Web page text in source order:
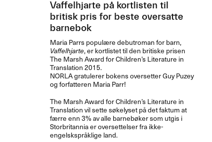
Vaffelhjarte på kortlisten til
britisk pris for beste oversatte
barnebok
Maria Parrs populære debutroman for barn,
Vaffelhjarte, er kortlistet til den britiske prisen
The Marsh Award for Children’s Literature in
Translation 2015.
NORLAgratulerer bokens oversetter Guy Puzey
og forfatteren Maria Parr!
The Marsh Award for Children’s Literature in
Translation vil sette søkelyset på det faktum at
færre enn 3% av alle barnebøker som utgis i
Storbritannia er oversettelser fra ikke-
engelskspråklige land.